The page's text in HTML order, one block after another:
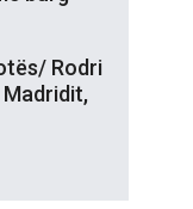
Rodri
Madridit,